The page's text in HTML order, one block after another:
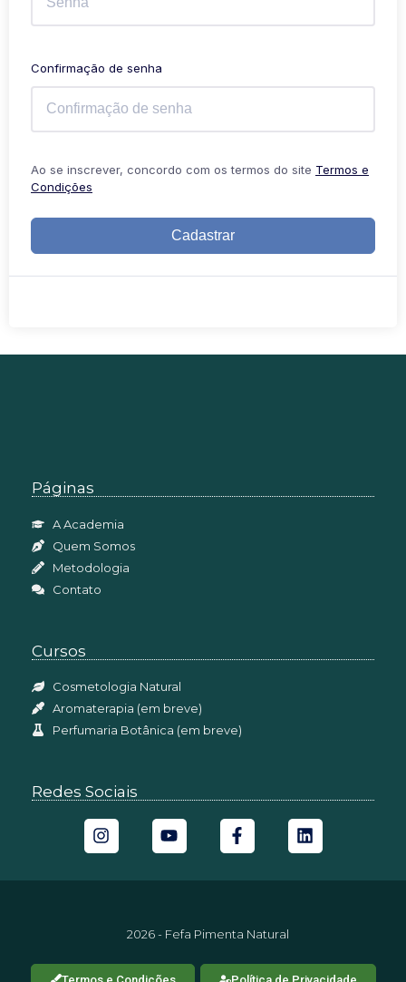
Confirmação de senha
Ao se inscrever, concordo com os termos do site Termos e
Condições
Cadastrar
Páginas
A Academia
Quem Somos
Metodologia
Contato
Cursos
Cosmetologia Natural
Aromaterapia (em breve)
Perfumaria Botânica (em breve)
Redes Sociais
2026 - Fefa Pimenta Natural